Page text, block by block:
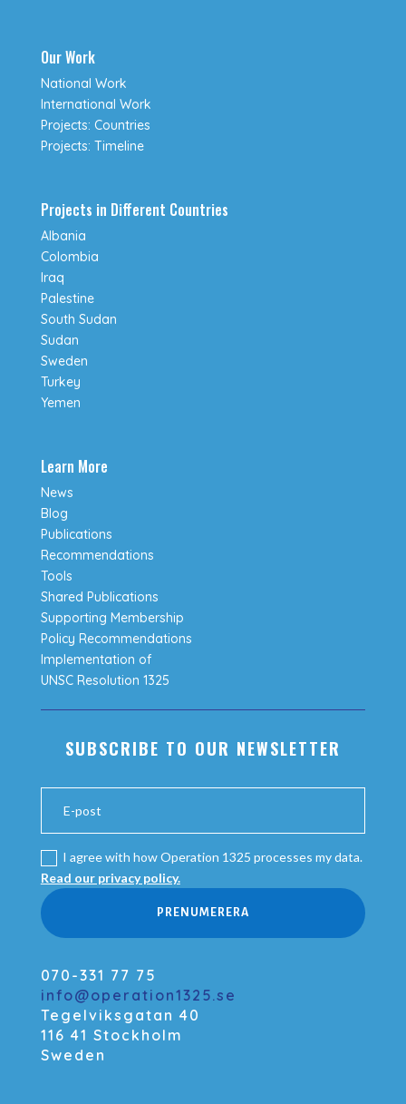
Our Work
National Work
International Work
Projects: Countries
Projects: Timeline
Projects in Different Countries
Albania
Colombia
Iraq
Palestine
South Sudan
Sudan
Sweden
Turkey
Yemen
Learn More
News
Blog
Publications
Recommendations
Tools
Shared Publications
Supporting Membership
Policy Recommendations
Implementation of
UNSC Resolution 1325
SUBSCRIBE TO OUR NEWSLETTER
I agree with how Operation 1325 processes my data.
Read our privacy policy.
PRENUMERERA
070-331 77 75
info@operation1325.se
Tegelviksgatan 40
116 41 Stockholm
Sweden